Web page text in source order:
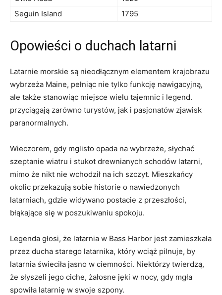
Seguin Island
1795
Opowieści o duchach latarni
Latarnie morskie są nieodłącznym elementem krajobrazu
wybrzeża Maine, pełniąc nie tylko⁣ funkcję nawigacyjną,
⁣ale także stanowiąc miejsce wielu tajemnic i‌ legend.
przyciągają zarówno⁤ turystów,⁣ jak ‍i pasjonatów zjawisk​
paranormalnych.
Wieczorem, gdy mglisto opada na wybrzeże, słychać
szeptanie‌ wiatru ‌i ⁤stukot drewnianych schodów latarni,
mimo że ⁢nikt​ nie ​wchodził na ich szczyt. Mieszkańcy
okolic ⁣przekazują⁣ sobie historie o nawiedzonych
latarniach, gdzie widywano postacie z przeszłości,
błąkające się w poszukiwaniu spokoju.
Legenda głosi, że⁤ latarnia w Bass Harbor ​jest zamieszkała
przez ducha starego latarnika, który wciąż pilnuje, ⁣by
latarnia świeciła jasno w ciemności. Niektórzy twierdzą,
że ‍słyszeli jego ciche,‍ żałosne jęki w nocy, gdy mgła
spowiła latarnię w swoje ⁤szpony.